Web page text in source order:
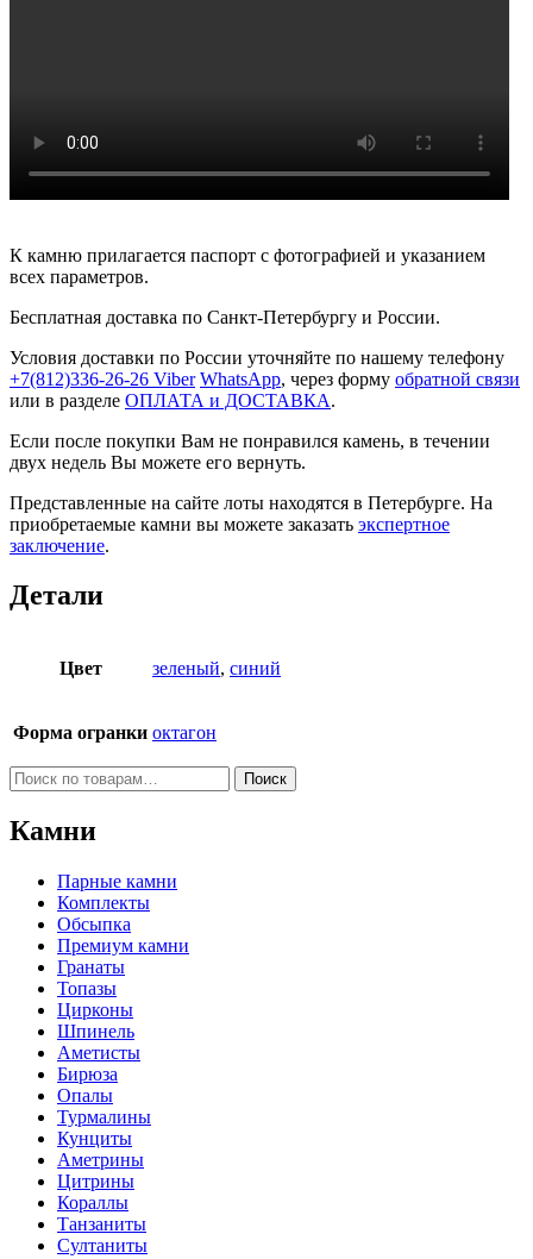
К камню прилагается паспорт с фотографией и указанием
всех параметров.
Бесплатная доставка по Санкт-Петербургу и России.
Условия доставки по России уточняйте по нашему телефону
+7(812)336-26-26 Viber WhatsApp, через форму обратной связи
или в разделе ОПЛАТА и ДОСТАВКА.
Если после покупки Вам не понравился камень, в течении
двух недель Вы можете его вернуть.
Представленные на сайте лоты находятся в Петербурге. На
приобретаемые камни вы можете заказать экспертное
заключение.
Детали
Цвет зеленый, синий
Форма огранки октагон
Искать: Поиск
Камни
Парные камни
Комплекты
Обсыпка
Премиум камни
Гранаты
Топазы
Цирконы
Шпинель
Аметисты
Бирюза
Опалы
Турмалины
Кунциты
Аметрины
Цитрины
Кораллы
Танзаниты
Султаниты